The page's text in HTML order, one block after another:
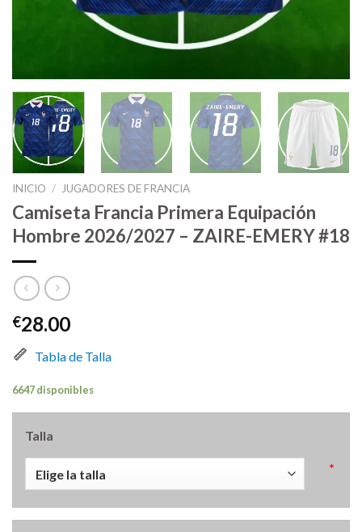
INICIO / JUGADORES DE FRANCIA
Camiseta Francia Primera Equipación
Hombre 2026/2027 – ZAIRE-EMERY #18
€28.00
Tabla de Talla
6647 disponibles
Talla
*